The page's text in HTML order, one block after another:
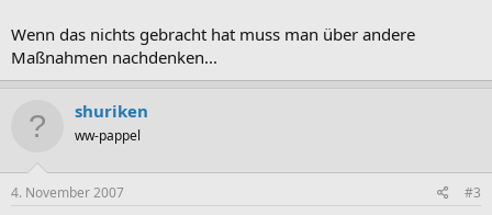
Wenn das nichts gebracht hat muss man über andere
Maßnahmen nachdenken...
shuriken
ww-pappel
4. November 2007 #3